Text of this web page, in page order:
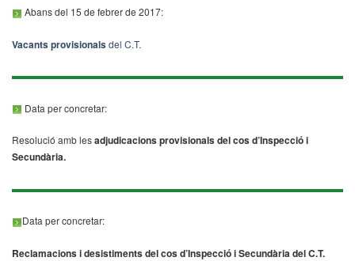
Abans del 15 de febrer de 2017:
Vacants provisionalsdel C.T.
Data per concretar:
Resolució amb lesadjudicacions provisionals del cos d’Inspecció i
Secundària.
Data per concretar:
Reclamacions i desistiments del cos d’Inspecció i Secundària del C.T.